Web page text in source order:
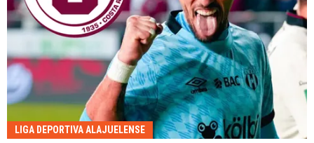
LIGA DEPORTIVA ALAJUELENSE